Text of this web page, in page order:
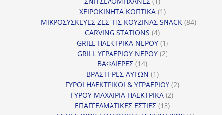
προϊόν
ΧΕΙΡΟΚΙΝΗΤΑ ΚΟΠΤΙΚΑ 11
προϊόν
ΜΙΚΡΟΣΥΣΚΕΥΕΣ ΖΕΣΤΗΣ ΚΟΥΖΙΝΑΣ SNACK 8484
CARVING STATIONS 44
προϊόντα
GRILL ΗΛΕΚΤΡΙΚΑ ΝΕΡΟΥ 11
προϊόν
GRILL ΥΓΡΑΕΡΙΟΥ ΝΕΡΟΥ 22
ΒΑΦΛΙΕΡΕΣ 1414
προϊόντα
ΒΡΑΣΤΗΡΕΣ ΑΥΓΩΝ 11
προϊόν
ΓΥΡΟΙ ΗΛΕΚΤΡΙΚΟΙ & ΥΓΡΑΕΡΙΟΥ 22
ΓΥΡΟΥ ΜΑΧΑΙΡΙΑ ΗΛΕΚΤΡΙΚΑ 22
ΕΠΑΓΓΕΛΜΑΤΙΚΕΣ ΕΣΤΙΕΣ 1313